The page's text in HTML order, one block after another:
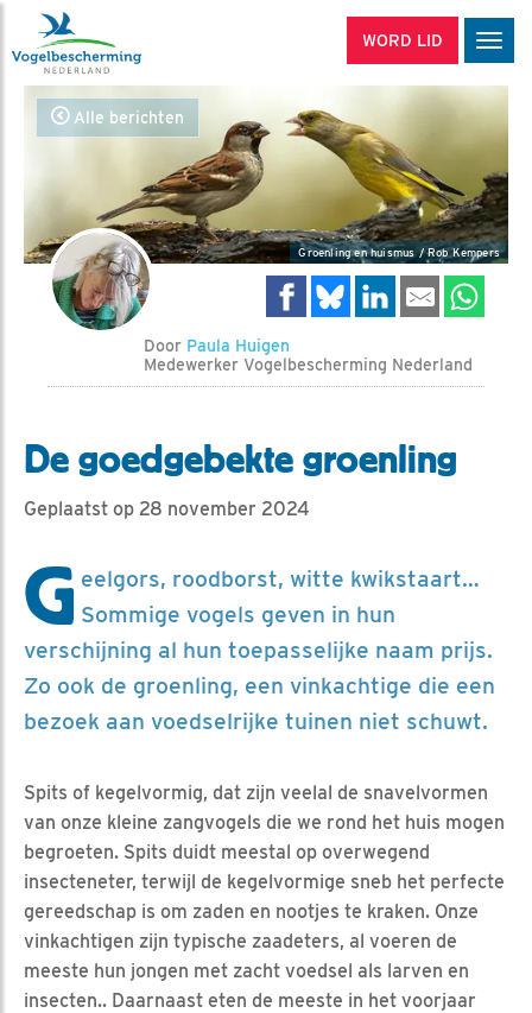
WORD LID
Alle berichten
Groenling en huismus / Rob Kempers
Door Paula Huigen
Medewerker Vogelbescherming Nederland
De goedgebekte groenling
Geplaatst op 28 november 2024
G eelgors, roodborst, witte kwikstaart…
Sommige vogels geven in hun
verschijning al hun toepasselijke naam prijs.
Zo ook de groenling, een vinkachtige die een
bezoek aan voedselrijke tuinen niet schuwt.
Spits of kegelvormig, dat zijn veelal de snavelvormen
van onze kleine zangvogels die we rond het huis mogen
begroeten. Spits duidt meestal op overwegend
insecteneter, terwijl de kegelvormige sneb het perfecte
gereedschap is om zaden en nootjes te kraken. Onze
vinkachtigen zijn typische zaadeters, al voeren de
meeste hun jongen met zacht voedsel als larven en
insecten.. Daarnaast eten de meeste in het voorjaar